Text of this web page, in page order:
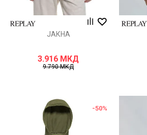
ЈАКНА
3.916 МКД
9.790МКД
-50%